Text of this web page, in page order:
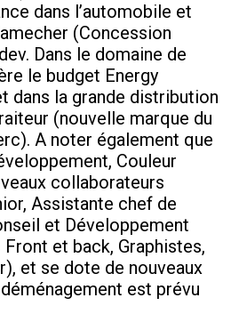
dans l’automobile et
(Concession
Dans le domaine de
le budget Energy
dans la grande distribution
(nouvelle marque du
A noter également que
Couleur
collaborateurs
Assistante chef de
et Développement
et back, Graphistes,
et se dote de nouveaux
est prévu